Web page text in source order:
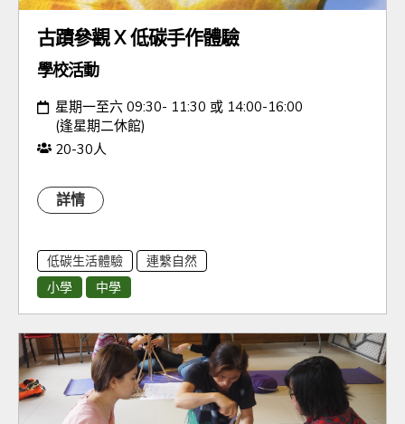
古蹟參觀 X 低碳手作體驗
學校活動
日期：
星期一至六 09:30- 11:30 或 14:00-16:00
(逢星期二休館)
人數：
20-30人
詳情
低碳生活體驗
連繫自然
小學
中學